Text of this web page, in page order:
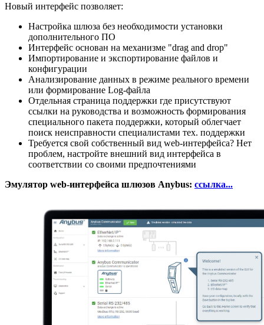
Новый интерфейс позволяет:
Настройка шлюза без необходимости установки
дополнительного ПО
Интерфейс основан на механизме "drag and drop"
Импортирование и экспортирование файлов и
конфигурации
Анализирование данных в режиме реального времени
или формирование Log-файла
Отдельная страница поддержки где присутствуют
ссылки на руководства и возможность формирования
специального пакета поддержки, который облегчает
поиск неисправности специалистами тех. поддержки
Требуется свой собственный вид web-интерфейса? Нет
проблем, настройте внешний вид интерфейса в
соответствии со своими предпочтениями
Эмулятор web-интерфейса шлюзов Anybus: ссылка...